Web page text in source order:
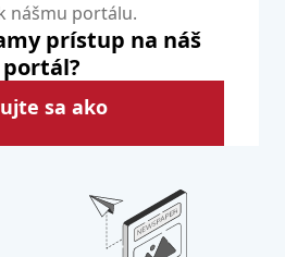
nášmu portálu.
prístup na náš
portál?
sa ako